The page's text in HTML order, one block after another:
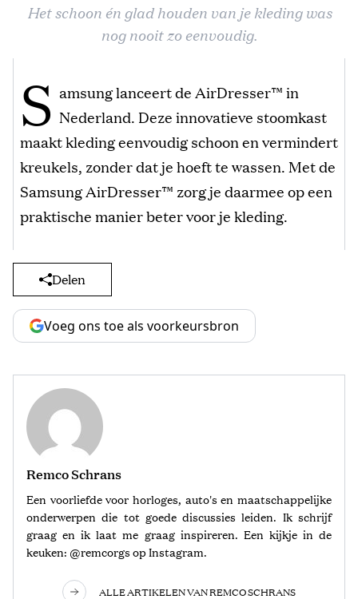
Het schoon én glad houden van je kleding was
nog nooit zo eenvoudig.
S amsung lanceert de AirDresser™ in
Nederland. Deze innovatieve stoomkast
maakt kleding eenvoudig schoon en vermindert
kreukels, zonder dat je hoeft te wassen. Met de
Samsung AirDresser™ zorg je daarmee op een
praktische manier beter voor je kleding.
Delen
Voeg ons toe als voorkeursbron
Remco Schrans
Een voorliefde voor horloges, auto's en maatschappelijke
onderwerpen die tot goede discussies leiden. Ik schrijf
graag en ik laat me graag inspireren. Een kijkje in de
keuken: @remcorgs op Instagram.
ALLE ARTIKELEN VAN REMCO SCHRANS